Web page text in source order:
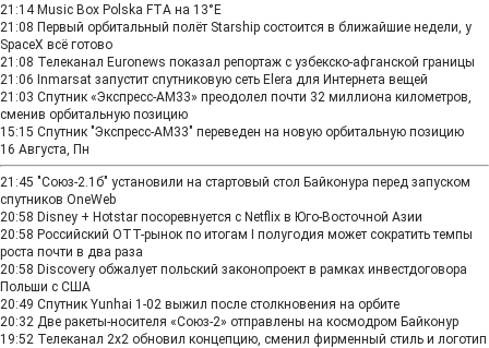
21:14 Music Box Polska FTA на 13°E
21:08 Первый орбитальный полёт Starship состоится в ближайшие недели, у
SpaceX всё готово
21:08 Телеканал Euronews показал репортаж с узбекско-афганской границы
21:06 Inmarsat запустит спутниковую сеть Elera для Интернета вещей
21:03 Спутник «Экспресс-АМ33» преодолел почти 32 миллиона километров,
сменив орбитальную позицию
15:15 Спутник "Экспресс-АМ33" переведен на новую орбитальную позицию
16 Августа, Пн
21:45 "Союз-2.1б" установили на стартовый стол Байконура перед запуском
спутников OneWeb
20:58 Disney + Hotstar посоревнуется с Netflix в Юго-Восточной Азии
20:58 Российский ОТТ-рынок по итогам I полугодия может сократить темпы
роста почти в два раза
20:58 Discovery обжалует польский законопроект в рамках инвестдоговора
Польши с США
20:49 Спутник Yunhai 1-02 выжил после столкновения на орбите
20:32 Две ракеты-носителя «Союз-2» отправлены на космодром Байконур
19:52 Телеканал 2х2 обновил концепцию, сменил фирменный стиль и логотип